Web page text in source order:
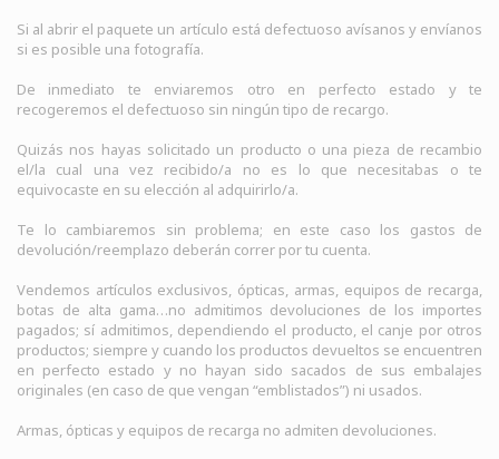
Si al abrir el paquete un artículo está defectuoso avísanos y envíanos
si es posible una fotografía.
De inmediato te enviaremos otro en perfecto estado y te
recogeremos el defectuoso sin ningún tipo de recargo.
Quizás nos hayas solicitado un producto o una pieza de recambio
el/la cual una vez recibido/a no es lo que necesitabas o te
equivocaste en su elección al adquirirlo/a.
Te lo cambiaremos sin problema; en este caso los gastos de
devolución/reemplazo deberán correr por tu cuenta.
Vendemos artículos exclusivos, ópticas, armas, equipos de recarga,
botas de alta gama…no admitimos devoluciones de los importes
pagados; sí admitimos, dependiendo el producto, el canje por otros
productos; siempre y cuando los productos devueltos se encuentren
en perfecto estado y no hayan sido sacados de sus embalajes
originales (en caso de que vengan “emblistados”) ni usados.
Armas, ópticas y equipos de recarga no admiten devoluciones.